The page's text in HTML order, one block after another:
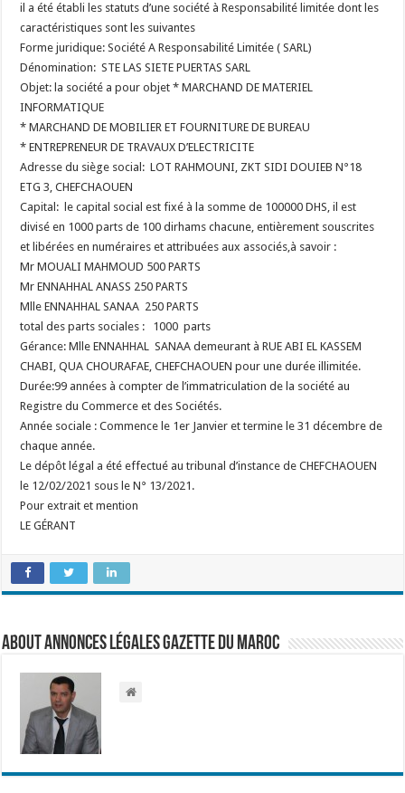
il a été établi les statuts d’une société à Responsabilité limitée dont les
caractéristiques sont les suivantes
Forme juridique: Société A Responsabilité Limitée ( SARL)
Dénomination: STE LAS SIETE PUERTAS SARL
Objet: la société a pour objet * MARCHAND DE MATERIEL
INFORMATIQUE
* MARCHAND DE MOBILIER ET FOURNITURE DE BUREAU
* ENTREPRENEUR DE TRAVAUX D’ELECTRICITE
Adresse du siège social: LOT RAHMOUNI, ZKT SIDI DOUIEB N°18
ETG 3, CHEFCHAOUEN
Capital: le capital social est fixé à la somme de 100000 DHS, il est
divisé en 1000 parts de 100 dirhams chacune, entièrement souscrites
et libérées en numéraires et attribuées aux associés,à savoir :
Mr MOUALI MAHMOUD 500 PARTS
Mr ENNAHHAL ANASS 250 PARTS
Mlle ENNAHHAL SANAA 250 PARTS
total des parts sociales : 1000 parts
Gérance: Mlle ENNAHHAL SANAA demeurant à RUE ABI EL KASSEM
CHABI, QUA CHOURAFAE, CHEFCHAOUEN pour une durée illimitée.
Durée:99 années à compter de l’immatriculation de la société au
Registre du Commerce et des Sociétés.
Année sociale : Commence le 1er Janvier et termine le 31 décembre de
chaque année.
Le dépôt légal a été effectué au tribunal d’instance de CHEFCHAOUEN
le 12/02/2021 sous le N° 13/2021.
Pour extrait et mention
LE GÉRANT
About Annonces légales Gazette du Maroc